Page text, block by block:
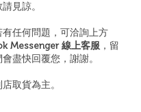
見諒。
任何問題，可洽詢上方
Messenger 線上客服 ，留
盡快回覆您，謝謝。
取貨為主。